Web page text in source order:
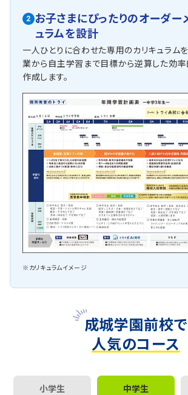
2 お子さまにぴったりのオーダー
ュラムを設計
一人ひとりに合わせた専用のカリキュラム
業から自主学習まで目標から逆算した効
作成します。
※カリキュラムイメージ
成城学園前校で
人気のコース
小学生 中学生